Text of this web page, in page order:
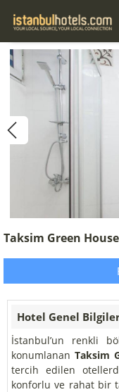
Taksim Green
Hotel Genel
İstanbul’un renkli
konumlanan Taksim
tercih edilen
konforlu ve rahat bir